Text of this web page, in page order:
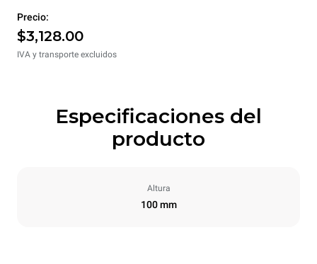
Precio:
$3,128.00
IVA y transporte excluidos
Especificaciones del
producto
Altura
100 mm